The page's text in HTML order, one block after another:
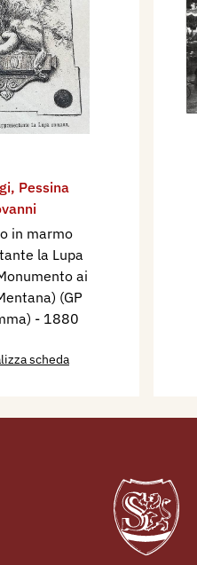
, Pessina
in marmo
la Lupa
ai
(GP
- 1880
scheda